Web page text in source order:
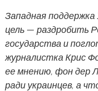
Западная
цель — раздробить
государства и
журналистка Крис
ее мнению, фон дер
ради украинцев, а